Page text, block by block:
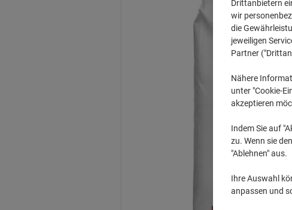
Drittanbietern
wir
die
jeweiligen
Partner
Nähere
unter "Cookie-
akzeptieren
Indem Sie auf
zu. Wenn sie
"Ablehnen" aus.
Ihre Auswahl
anpassen und